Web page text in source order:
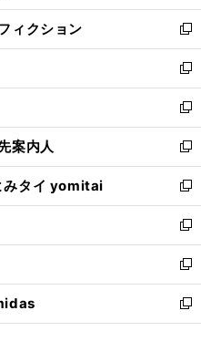
開
く
ウ
で
開
く
ン
ド
ウ
で
開
く
ウ
ィ
ン
ド
ウ
で
開
く
ィクション
新
し
い
ウ
ィ
ン
ド
ウ
で
開
く
新
し
い
ウ
ィ
ン
ド
ウ
で
開
く
新
し
い
ウ
ィ
ン
ド
ウ
で
開
く
案内人
新
し
い
ウ
ィ
ン
ド
ウ
で
開
みタイ yomitai
新
し
い
ウ
ィ
ン
ド
ウ
新
し
い
ウ
ィ
ン
新
し
い
ウ
新
し